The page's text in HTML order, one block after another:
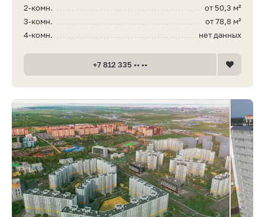
от 50,3 м²
2-комн.
от 78,8 м²
3-комн.
нет данных
4-комн.
+7 812 335 •• ••